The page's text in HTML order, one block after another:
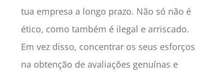
tua empresa a longo prazo. Não só não é
ético, como também é ilegal e arriscado.
Em vez disso, concentrar os seus esforços
na obtenção de avaliações genuínas e